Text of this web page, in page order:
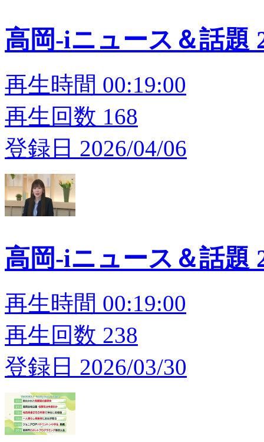
高岡-iニュース＆話題
再生時間 00:19:00
再生回数 168
登録日 2026/04/06
高岡-iニュース＆話題
再生時間 00:19:00
再生回数 238
登録日 2026/03/30